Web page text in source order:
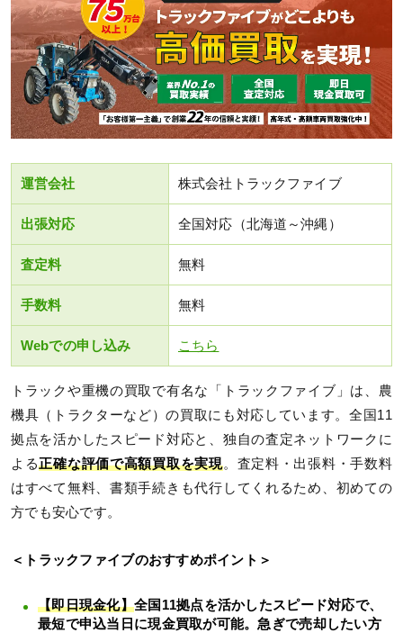
運営会社 株式会社トラックファイブ
出張対応 全国対応（北海道～沖縄）
査定料 無料
手数料 無料
Webでの申し込み こちら
トラックや重機の買取で有名な「トラックファイブ」は、農
機具（トラクターなど）の買取にも対応しています。全国11
拠点を活かしたスピード対応と、独自の査定ネットワークに
よる正確な評価で高額買取を実現。査定料・出張料・手数料
はすべて無料、書類手続きも代行してくれるため、初めての
方でも安心です。
＜トラックファイブのおすすめポイント＞
【即日現金化】全国11拠点を活かしたスピード対応で、
最短で申込当日に現金買取が可能。急ぎで売却したい方